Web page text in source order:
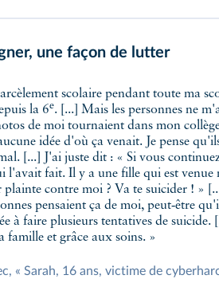
une façon de lutter
scolaire pendant toute ma
la 6e. [...] Mais les personnes ne
de moi tournaient dans mon
idée d'où ça venait. Je pense
[...] J'ai juste dit : « Si vous
l'avait fait. Il y a une fille qui est
contre moi ? Va te suicider ! »
pensaient ça de moi, peut‑être
à faire plusieurs tentatives de
famille et grâce aux soins. »
« Sarah, 16 ans, victime de